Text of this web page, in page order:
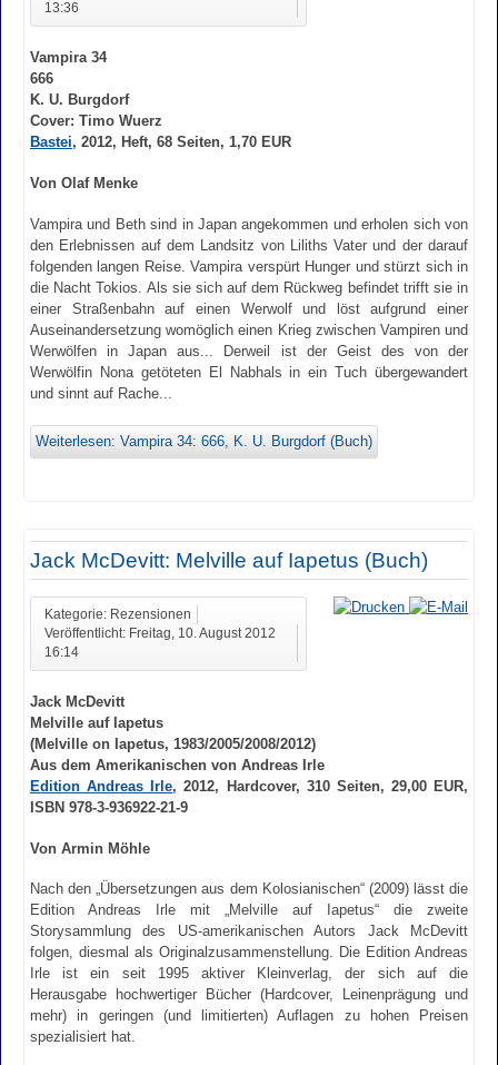
13:36
Vampira 34
666
K. U. Burgdorf
Cover: Timo Wuerz
Bastei, 2012, Heft, 68 Seiten, 1,70 EUR
Von Olaf Menke
Vampira und Beth sind in Japan angekommen und erholen sich von
den Erlebnissen auf dem Landsitz von Liliths Vater und der darauf
folgenden langen Reise. Vampira verspürt Hunger und stürzt sich in
die Nacht Tokios. Als sie sich auf dem Rückweg befindet trifft sie in
einer Straßenbahn auf einen Werwolf und löst aufgrund einer
Auseinandersetzung womöglich einen Krieg zwischen Vampiren und
Werwölfen in Japan aus... Derweil ist der Geist des von der
Werwölfin Nona getöteten El Nabhals in ein Tuch übergewandert
und sinnt auf Rache...
Weiterlesen: Vampira 34: 666, K. U. Burgdorf (Buch)
Jack McDevitt: Melville auf Iapetus (Buch)
Kategorie: Rezensionen
Veröffentlicht: Freitag, 10. August 2012
16:14
Jack McDevitt
Melville auf Iapetus
(Melville on Iapetus, 1983/2005/2008/2012)
Aus dem Amerikanischen von Andreas Irle
Edition Andreas Irle, 2012, Hardcover, 310 Seiten, 29,00 EUR,
ISBN 978-3-936922-21-9
Von Armin Möhle
Nach den „Übersetzungen aus dem Kolosianischen“ (2009) lässt die
Edition Andreas Irle mit „Melville auf Iapetus“ die zweite
Storysammlung des US-amerikanischen Autors Jack McDevitt
folgen, diesmal als Originalzusammenstellung. Die Edition Andreas
Irle ist ein seit 1995 aktiver Kleinverlag, der sich auf die
Herausgabe hochwertiger Bücher (Hardcover, Leinenprägung und
mehr) in geringen (und limitierten) Auflagen zu hohen Preisen
spezialisiert hat.